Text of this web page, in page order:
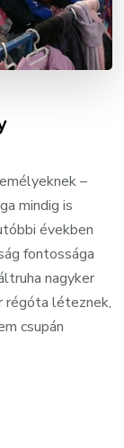
–
mindig is
években
fontossága
nagyker
régóta léteznek,
csupán